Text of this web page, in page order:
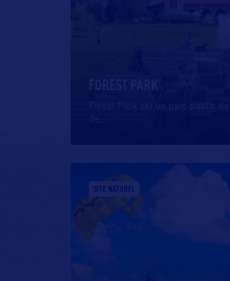
FOREST PARK
Forest Park est un parc public
SITE NATUREL